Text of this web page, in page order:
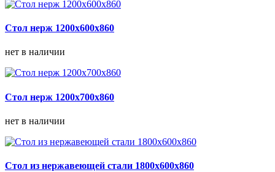
Стол нерж 1200х600х860
нет в наличии
Стол нерж 1200х700х860
нет в наличии
Стол из нержавеющей стали 1800х600х860